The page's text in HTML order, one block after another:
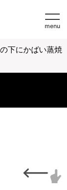
menu
下にかばい蒸焼